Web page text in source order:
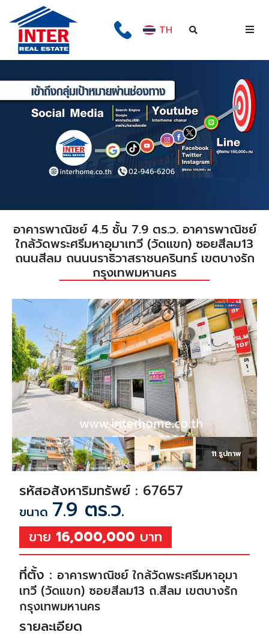
TH
อาคารพาณิชย์ 4.5 ชั้น 7.9 ตร.ว. อาคารพาณิชย์
ใกล้วัดพระศรีมหาอุมาเทวี (วัดแขก) ซอยสีลม13
ถนนสีลม ถนนนราธิวาสราชนครินทร์ เขตบางรัก
กรุงเทพมหานคร
11 รูปภาพ
รหัสอสังหาริมทรัพย์ : 67657
ขนาด 7.9 ตร.ว.
ขาย 16,000,000 บาท
ที่ตั้ง : อาคารพาณิชย์ ใกล้วัดพระศรีมหาอุมา
เทวี (วัดแขก) ซอยสีลม13 ถ.สีลม เขตบางรัก
กรุงเทพมหานคร
รายละเอียด